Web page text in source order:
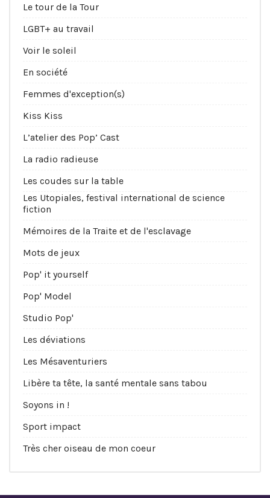
Le tour de la Tour
LGBT+ au travail
Voir le soleil
En société
Femmes d'exception(s)
Kiss Kiss
L’atelier des Pop’ Cast
La radio radieuse
Les coudes sur la table
Les Utopiales, festival international de science
fiction
Mémoires de la Traite et de l'esclavage
Mots de jeux
Pop' it yourself
Pop' Model
Studio Pop'
Les déviations
Les Mésaventuriers
Libère ta tête, la santé mentale sans tabou
Soyons in !
Sport impact
Très cher oiseau de mon coeur